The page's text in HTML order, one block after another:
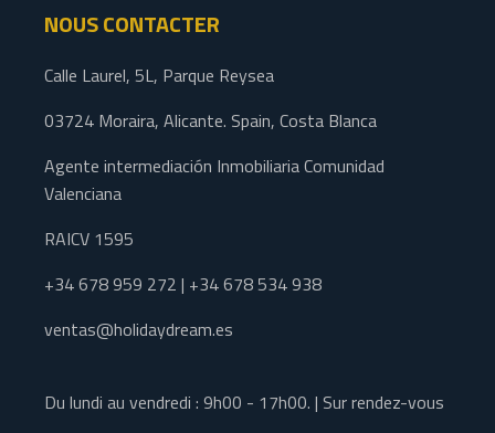
NOUS CONTACTER
Calle Laurel, 5L, Parque Reysea
03724 Moraira, Alicante. Spain, Costa Blanca
Agente intermediación Inmobiliaria Comunidad
Valenciana
RAICV 1595
+34 678 959 272 | +34 678 534 938
ventas@holidaydream.es
Du lundi au vendredi : 9h00 - 17h00. | Sur rendez-vous